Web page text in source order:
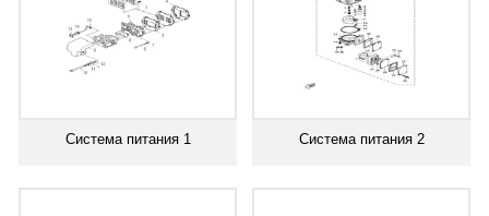
Система питания 1 Система питания 2